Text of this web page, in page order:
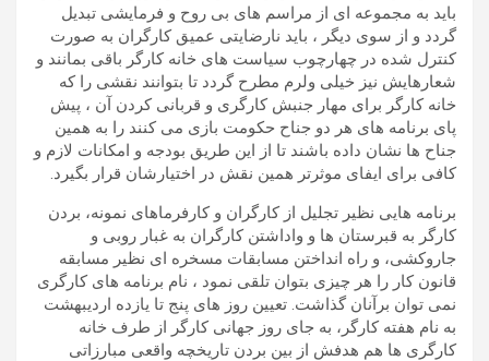
باید به مجموعه ای از مراسم های بی روح و فرمایشی تبدیل
گردد و از سوی دیگر ، باید نارضایتی عمیق کارگران به صورت
کنترل شده در چهارچوب سیاست های خانه کارگر باقی بمانند و
شعارهایش نیز خیلی ولرم مطرح گردد تا بتوانند نقشی را که
خانه کارگر برای مهار جنبش کارگری و قربانی کردن آن ، پیش
پای برنامه های هر دو جناح حکومت بازی می کنند را به همین
جناح ها نشان داده باشند تا از این طریق بودجه و امکانات لازم و
کافی برای ایفای موثرتر همین نقش در اختیارشان قرار بگیرد.
برنامه هایی نظیر تجلیل از کارگران و کارفرماهای نمونه، بردن
کارگر به قبرستان ها و واداشتن کارگران به غبار روبی و
جاروکشی، و راه انداختن مسابقات مسخره ای نظیر مسابقه
قانون کار را هر چیزی بتوان تلقی نمود ، نام برنامه های کارگری
نمی توان برآنان گذاشت. تعیین روز های پنج تا یازده اردیبهشت
به نام هفته کارگر، به جای روز جهانی کارگر از طرف خانه
کارگری ها هم هدفش از بین بردن تاریخچه واقعی مبارزاتی